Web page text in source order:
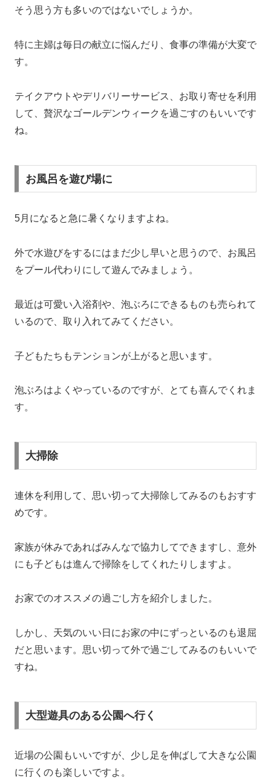
そう思う方も多いのではないでしょうか。
特に主婦は毎日の献立に悩んだり、食事の準備が大変で
す。
テイクアウトやデリバリーサービス、お取り寄せを利用
して、贅沢なゴールデンウィークを過ごすのもいいです
ね。
お風呂を遊び場に
5月になると急に暑くなりますよね。
外で水遊びをするにはまだ少し早いと思うので、お風呂
をプール代わりにして遊んでみましょう。
最近は可愛い入浴剤や、泡ぶろにできるものも売られて
いるので、取り入れてみてください。
子どもたちもテンションが上がると思います。
泡ぶろはよくやっているのですが、とても喜んでくれま
す。
大掃除
連休を利用して、思い切って大掃除してみるのもおすす
めです。
家族が休みであればみんなで協力してできますし、意外
にも子どもは進んで掃除をしてくれたりしますよ。
お家でのオススメの過ごし方を紹介しました。
しかし、天気のいい日にお家の中にずっといるのも退屈
だと思います。 思い切って外で過ごしてみるのもいいで
すね。
大型遊具のある公園へ行く
近場の公園もいいですが、少し足を伸ばして大きな公園
に行くのも楽しいですよ。